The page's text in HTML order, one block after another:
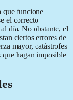
que funcione
el correcto
día. No obstante, el
ciertos errores de
mayor, catástrofes
que hagan imposible